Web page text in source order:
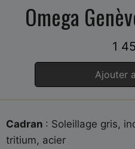
Omega
1
Ajouter
Cadran : Soleillage gris,
tritium, acier